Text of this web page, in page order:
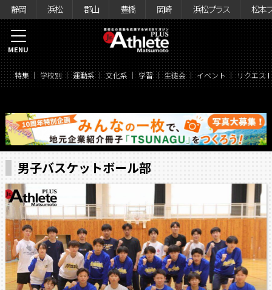
静岡 浜松 郡山 豊橋 岡崎 浜松プラス 松本
特集 学校別 運動系 文化系 学習 生徒会 イベント リクエス
MENU
男子バスケットボール部